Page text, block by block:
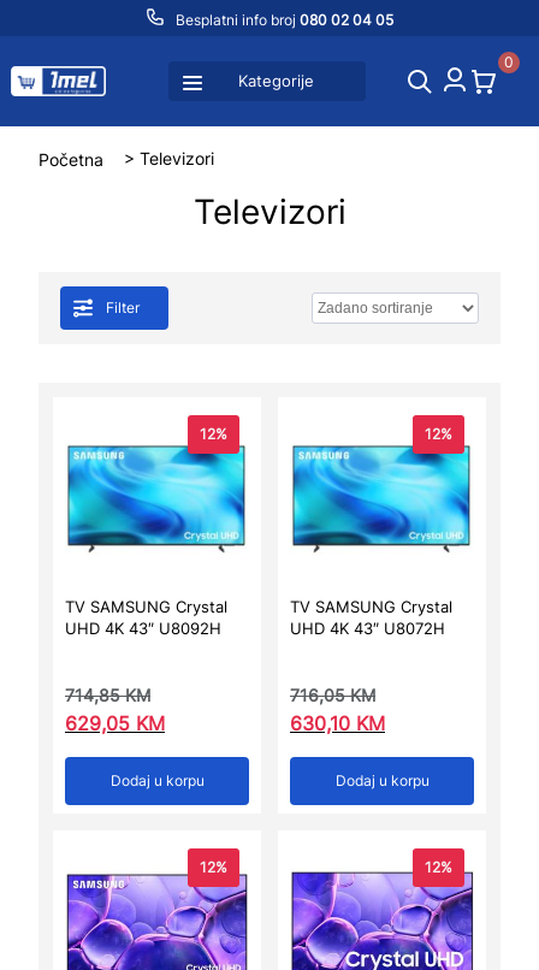
Besplatni info broj 080 02 04 05
Kategorije
0
Početna > Televizori
Televizori
Filter
12%
TV SAMSUNG Crystal
UHD 4K 43″ U8092H
714,85KM
629,05 KM
Dodaj u korpu
12%
TV SAMSUNG Crystal
UHD 4K 43″ U8072H
716,05KM
630,10 KM
Dodaj u korpu
12% 12%